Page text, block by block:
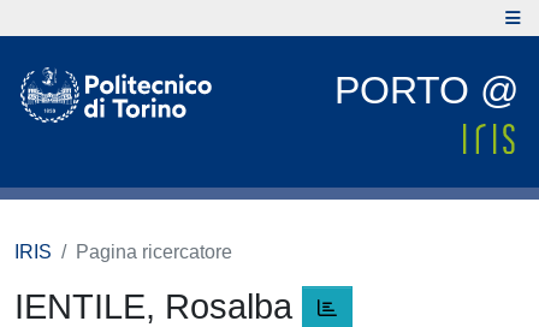
PORTO @
IRIS Pagina ricercatore
IENTILE, Rosalba